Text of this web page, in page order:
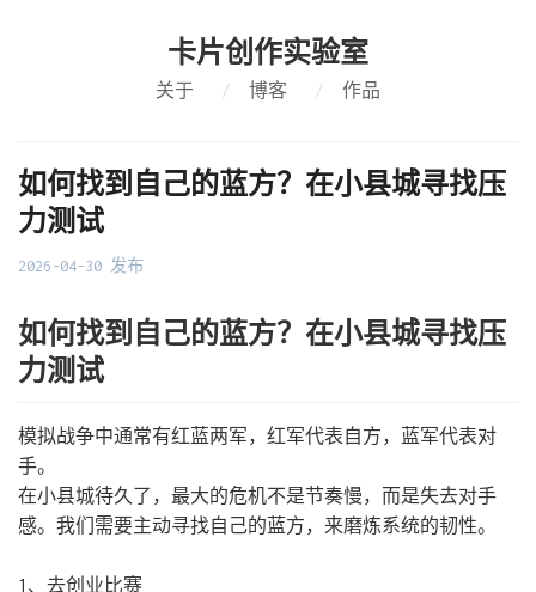
卡片创作实验室
关于 / 博客 / 作品
如何找到自己的蓝方？在小县城寻找压
力测试
2026-04-30 发布
如何找到自己的蓝方？在小县城寻找压
力测试
模拟战争中通常有红蓝两军，红军代表自方，蓝军代表对
手。
在小县城待久了，最大的危机不是节奏慢，而是失去对手
感。我们需要主动寻找自己的蓝方，来磨炼系统的韧性。
1、去创业比赛